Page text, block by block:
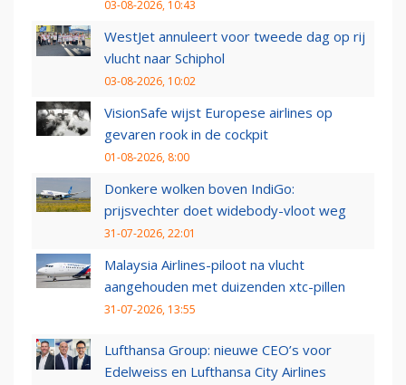
03-08-2026, 10:43
WestJet annuleert voor tweede dag op rij
vlucht naar Schiphol
03-08-2026, 10:02
VisionSafe wijst Europese airlines op
gevaren rook in de cockpit
01-08-2026, 8:00
Donkere wolken boven IndiGo:
prijsvechter doet widebody-vloot weg
31-07-2026, 22:01
Malaysia Airlines-piloot na vlucht
aangehouden met duizenden xtc-pillen
31-07-2026, 13:55
Lufthansa Group: nieuwe CEO’s voor
Edelweiss en Lufthansa City Airlines